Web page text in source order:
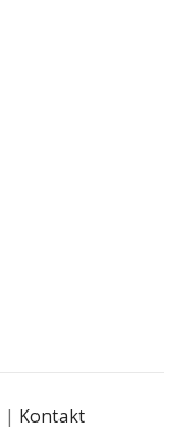
| Kontakt